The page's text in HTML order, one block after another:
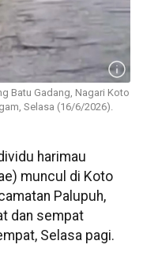
Batu Gadang, Nagari Koto
Selasa (16/6/2026).
harimau
muncul di Koto
Palupuh,
dan sempat
Selasa pagi.